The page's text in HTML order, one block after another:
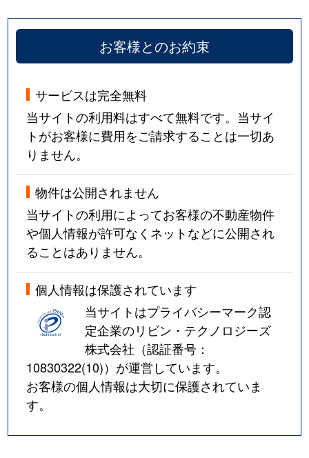
二見町
2,900万円
西二見
4,600万円
二見町
2,000万円
東二見
二見町
二見町
二見町
3,900万円
東二見
二見町
二見町
3,700万円
二見町
2,900万円
東二見
4,600万円
二見町
2,000万円
東二見
二見町
お客様とのお約束
サービスは完全無料
当サイトの利用料はすべて無料です。当サイ
トがお客様に費用をご請求することは一切あ
りません。
物件は公開されません
当サイトの利用によってお客様の不動産物件
や個人情報が許可なくネットなどに公開され
ることはありません。
個人情報は保護されています
当サイトはプライバシーマーク認
定企業のリビン・テクノロジーズ
株式会社（認証番号：
10830322(10)）が運営しています。
お客様の個人情報は大切に保護されていま
す。